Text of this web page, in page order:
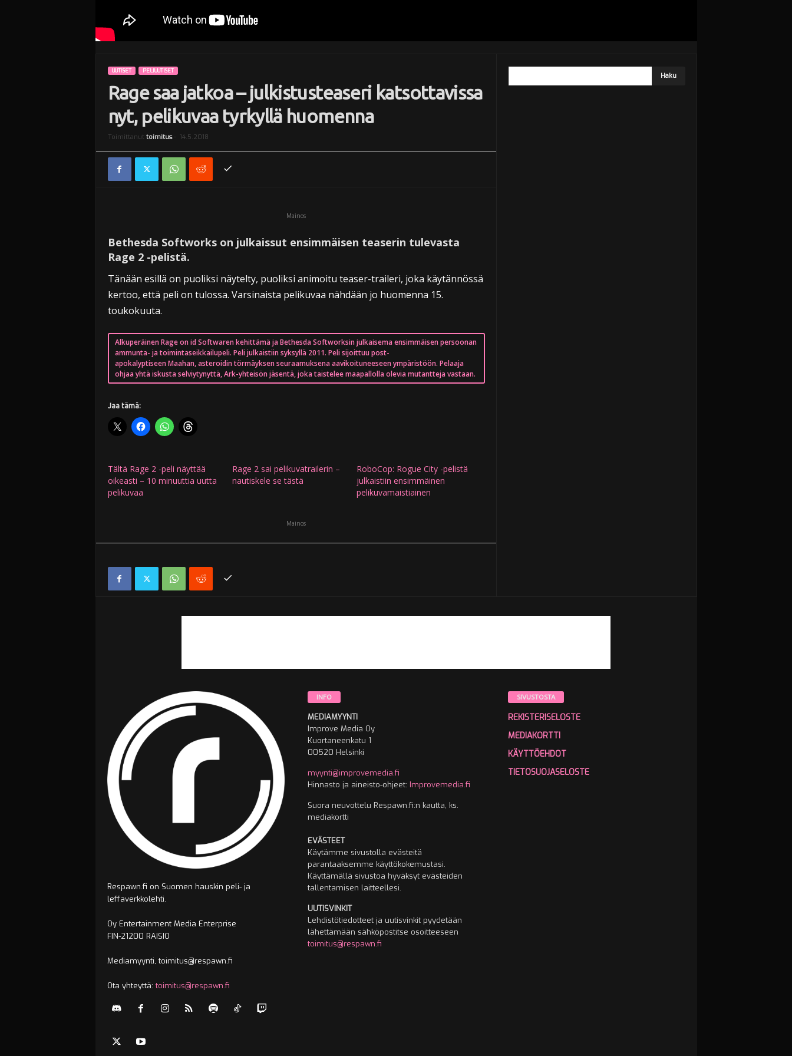
UUTISET PELIUUTISET
Rage saa jatkoa – julkistusteaseri katsottavissa
nyt, pelikuvaa tyrkyllä huomenna
Toimittanut toimitus- 14.5.2018
Mainos
Bethesda Softworks on julkaissut ensimmäisen teaserin tulevasta
Rage 2 -pelistä.
Tänään esillä on puoliksi näytelty, puoliksi animoitu teaser-traileri, joka käytännössä
kertoo, että peli on tulossa. Varsinaista pelikuvaa nähdään jo huomenna 15.
toukokuuta.
Alkuperäinen Rage on id Softwaren kehittämä ja Bethesda Softworksin julkaisema ensimmäisen persoonan
ammunta- ja toimintaseikkailupeli. Peli julkaistiin syksyllä 2011. Peli sijoittuu post-
apokalyptiseen Maahan, asteroidin törmäyksen seuraamuksena aavikoituneeseen ympäristöön. Pelaaja
ohjaa yhtä iskusta selviytynyttä, Ark-yhteisön jäsentä, joka taistelee maapallolla olevia mutantteja vastaan.
Jaa tämä:
Tältä Rage 2 -peli näyttää
oikeasti – 10 minuuttia uutta
pelikuvaa
Rage 2 sai pelikuvatrailerin –
nautiskele se tästä
RoboCop: Rogue City -pelistä
julkaistiin ensimmäinen
pelikuvamaistiainen
Mainos
Respawn.fi on Suomen hauskin peli- ja
leffaverkkolehti.
Oy Entertainment Media Enterprise
FIN-21200 RAISIO
Mediamyynti, toimitus@respawn.fi
Ota yhteyttä:toimitus@respawn.fi
INFO
MEDIAMYYNTI
Improve Media Oy
Kuortaneenkatu 1
00520 Helsinki
myynti@improvemedia.fi
Hinnasto ja aineisto-ohjeet: Improvemedia.fi
Suora neuvottelu Respawn.fi:n kautta, ks.
mediakortti
EVÄSTEET
Käytämme sivustolla evästeitä
parantaaksemme käyttökokemustasi.
Käyttämällä sivustoa hyväksyt evästeiden
tallentamisen laitteellesi.
UUTISVINKIT
Lehdistötiedotteet ja uutisvinkit pyydetään
lähettämään sähköpostitse osoitteeseen
toimitus@respawn.fi
SIVUSTOSTA
REKISTERISELOSTE
MEDIAKORTTI
KÄYTTÖEHDOT
TIETOSUOJASELOSTE